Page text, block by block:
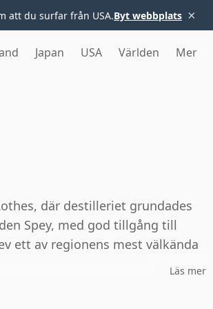
att du surfar från USA.Byt webbplats ×
Japan USA Världen Mer
där destilleriet grundades
Spey, med god tillgång till
ett av regionens mest välkända
Läs mer